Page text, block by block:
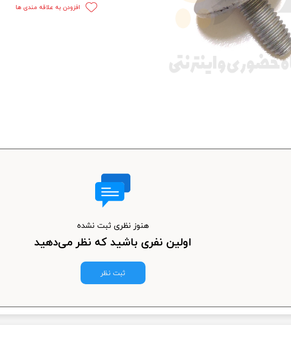
فرمان، جلوبندی و ترمز
لوازم جانبی و اسپرت
افزودن به علاقه مندی ها
هنوز نظری ثبت نشده
اولین نفری باشید که نظر می‌دهید
ثبت نظر